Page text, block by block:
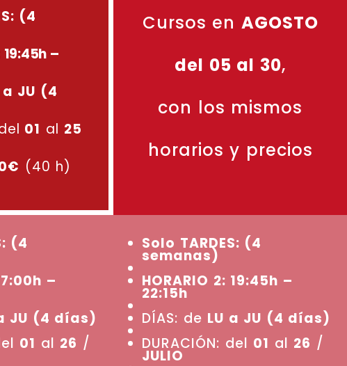
(4
19:45h –
a JU (4
01 al 25
(40 h)
Cursos en AGOSTO
del 05 al 30,
con los mismos
horarios y precios
(4
–
JU (4 días)
01 al 26 /
Solo TARDES: (4
semanas)
HORARIO 2: 19:45h –
22:15h
DÍAS: de LU a JU (4 días)
DURACIÓN: del 01 al 26 /
JULIO